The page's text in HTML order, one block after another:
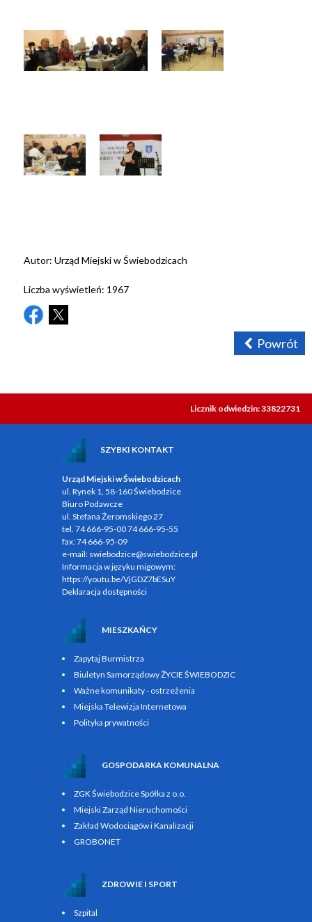
Autor: Urząd Miejski w Świebodzicach
Liczba wyświetleń: 1967
Powrót
Licznik odwiedzin: 33822731
SZYBKI KONTAKT
Urząd Miejski w Świebodzicach
ul. Rynek 1, 58-160 Świebodzice
Biuro Podawcze
ul. Stefana Żeromskiego 27
tel. 74 666-95-0074 666-95-55
fax:74 666-95-09
e-mail: swiebodzice@swiebodzice.pl
Informacja w języku migowym:
https://youtu.be/VjGDZ7bESuY
Deklaracja dostępności
MIESZKAŃCY
Zapytaj Burmistrza
Biuletyn Samorządowy ŻYCIE ŚWIEBODZIC
Ważne komunikaty - ostrzeżenia
Miejska Telewizja Internetowa
Polityka prywatności
GOSPODARKA KOMUNALNA
ZGK Świebodzice Spółka z o.o.
Miejski Zarząd Nieruchomości
Zakład Wodociągów i Kanalizacji
GROBONET
ZDROWIE I SPORT
Szpital